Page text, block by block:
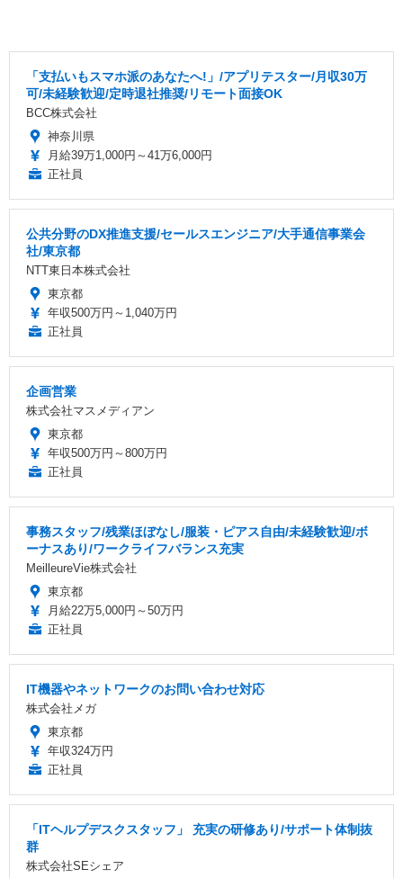
「支払いもスマホ派のあなたへ!」/アプリテスター/月収30万
可/未経験歓迎/定時退社推奨/リモート面接OK
BCC株式会社
神奈川県
月給39万1,000円～41万6,000円
正社員
公共分野のDX推進支援/セールスエンジニア/大手通信事業会
社/東京都
NTT東日本株式会社
東京都
年収500万円～1,040万円
正社員
企画営業
株式会社マスメディアン
東京都
年収500万円～800万円
正社員
事務スタッフ/残業ほぼなし/服装・ピアス自由/未経験歓迎/ボ
ーナスあり/ワークライフバランス充実
MeilleureVie株式会社
東京都
月給22万5,000円～50万円
正社員
IT機器やネットワークのお問い合わせ対応
株式会社メガ
東京都
年収324万円
正社員
「ITヘルプデスクスタッフ」 充実の研修あり/サポート体制抜
群
株式会社SEシェア